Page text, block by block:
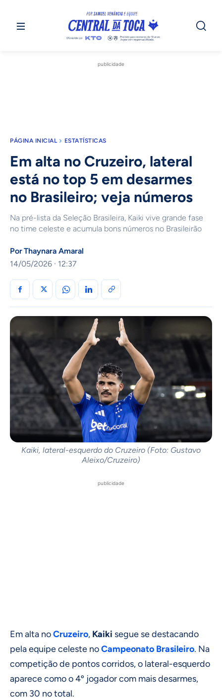
publicidade
PÁGINA INICIAL ESTATÍSTICAS
Em alta no Cruzeiro, lateral
está no top 5 em desarmes
no Brasileiro; veja números
Na pré-lista da Seleção Brasileira, Kaiki vive grande fase
no time celeste e acumula bons números no Brasileirão
PorThaynara Amaral
14/05/2026 · 12:37
Kaiki, lateral-esquerdo do Cruzeiro (Foto: Gustavo
Aleixo/Cruzeiro)
publicidade
Em alta noCruzeiro, Kaiki segue se destacando
pela equipe celeste noCampeonato Brasileiro. Na
competição de pontos corridos, o lateral-esquerdo
aparece como o 4º jogador com mais desarmes,
com 30 no total.